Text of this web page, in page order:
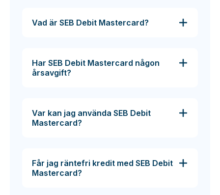
Vad är SEB Debit Mastercard?
Har SEB Debit Mastercard någon
årsavgift?
Var kan jag använda SEB Debit
Mastercard?
Får jag räntefri kredit med SEB Debit
Mastercard?